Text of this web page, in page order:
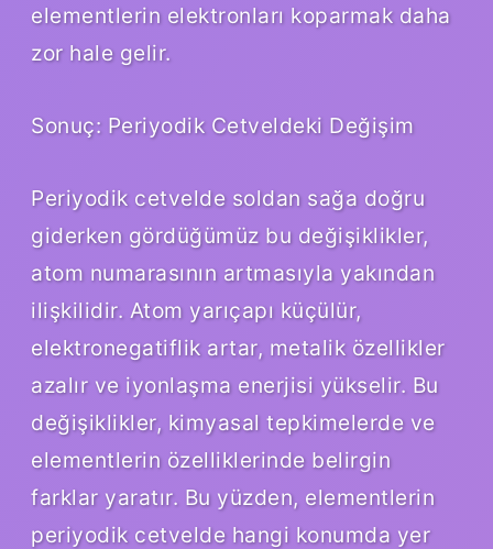
elementlerin elektronları koparmak daha
zor hale gelir.
Sonuç: Periyodik Cetveldeki Değişim
Periyodik cetvelde soldan sağa doğru
giderken gördüğümüz bu değişiklikler,
atom numarasının artmasıyla yakından
ilişkilidir. Atom yarıçapı küçülür,
elektronegatiflik artar, metalik özellikler
azalır ve iyonlaşma enerjisi yükselir. Bu
değişiklikler, kimyasal tepkimelerde ve
elementlerin özelliklerinde belirgin
farklar yaratır. Bu yüzden, elementlerin
periyodik cetvelde hangi konumda yer